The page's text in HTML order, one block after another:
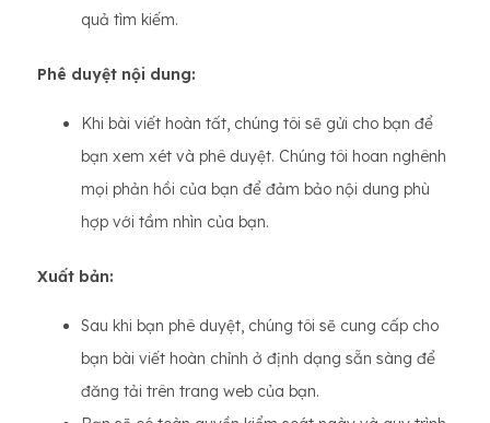
quả tìm kiếm.
Phê duyệt nội dung:
Khi bài viết hoàn tất, chúng tôi sẽ gửi cho bạn để
bạn xem xét và phê duyệt. Chúng tôi hoan nghênh
mọi phản hồi của bạn để đảm bảo nội dung phù
hợp với tầm nhìn của bạn.
Xuất bản:
Sau khi bạn phê duyệt, chúng tôi sẽ cung cấp cho
bạn bài viết hoàn chỉnh ở định dạng sẵn sàng để
đăng tải trên trang web của bạn.